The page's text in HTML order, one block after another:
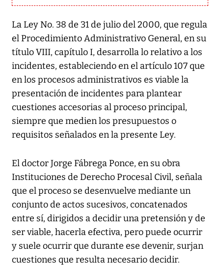
La Ley No. 38 de 31 de julio del 2000, que regula
el Procedimiento Administrativo General, en su
título VIII, capítulo I, desarrolla lo relativo a los
incidentes, estableciendo en el artículo 107 que
en los procesos administrativos es viable la
presentación de incidentes para plantear
cuestiones accesorias al proceso principal,
siempre que medien los presupuestos o
requisitos señalados en la presente Ley.
El doctor Jorge Fábrega Ponce, en su obra
Instituciones de Derecho Procesal Civil, señala
que el proceso se desenvuelve mediante un
conjunto de actos sucesivos, concatenados
entre sí, dirigidos a decidir una pretensión y de
ser viable, hacerla efectiva, pero puede ocurrir
y suele ocurrir que durante ese devenir, surjan
cuestiones que resulta necesario decidir.